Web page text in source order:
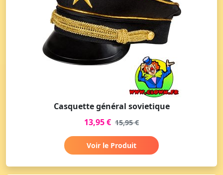
Casquette général sovietique
13,95 € 15,95 €
Voir le Produit